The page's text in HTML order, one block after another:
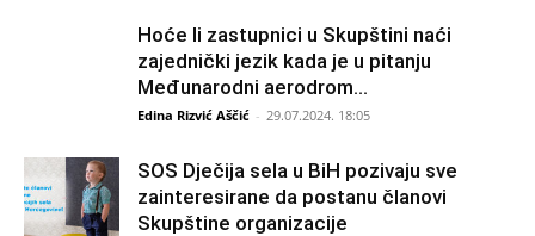
Hoće li zastupnici u Skupštini naći
zajednički jezik kada je u pitanju
Međunarodni aerodrom...
Edina Rizvić Aščić - 29.07.2024. 18:05
SOS Dječija sela u BiH pozivaju sve
zainteresirane da postanu članovi
Skupštine organizacije